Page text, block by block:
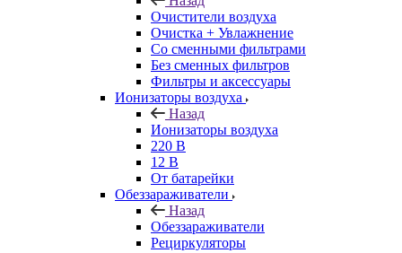
Очистители воздуха
Очистка + Увлажнение
Cо сменными фильтрами
Без сменных фильтров
Фильтры и аксессуары
Ионизаторы воздуха
Назад
Ионизаторы воздуха
220 В
12 В
От батарейки
Обеззараживатели
Назад
Обеззараживатели
Рециркуляторы